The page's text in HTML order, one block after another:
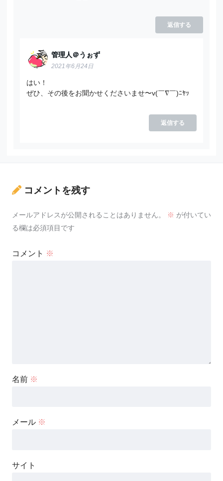
返信する
管理人＠うぉず
2021年6月24日
はい！
ぜひ、その後をお聞かせくださいませ〜v(￣∇￣)ﾆﾔｯ
返信する
コメントを残す
メールアドレスが公開されることはありません。 ※ が付いてい
る欄は必須項目です
コメント ※
名前 ※
メール ※
サイト